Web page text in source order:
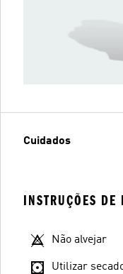
Cuidados
INSTRUÇÕES DE
Não alvejar
Utilizar